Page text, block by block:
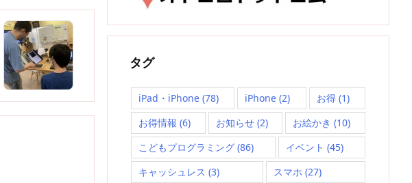
タグ
iPad・iPhone (78) iPhone (2) お得(1)
お得情報 (6) お知らせ(2) お絵かき (10)
こどもプログラミング (86) イベント (45)
キャッシュレス (3) スマホ (27)